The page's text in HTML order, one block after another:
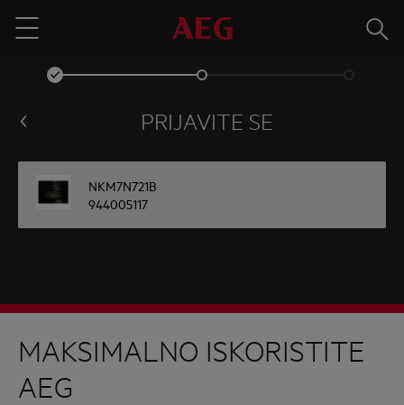
Menu
Traži
PRIJAVITE SE
NKM7N721B
944005117
MAKSIMALNO ISKORISTITE
AEG